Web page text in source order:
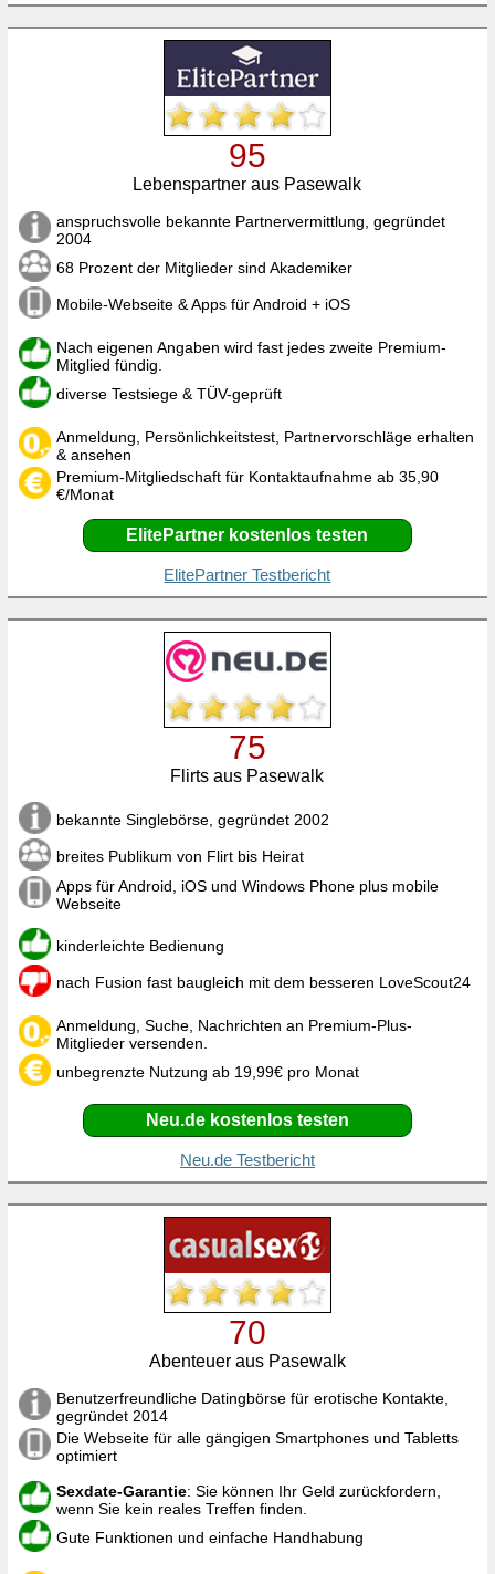
95
Lebenspartner aus Pasewalk
anspruchsvolle bekannte Partnervermittlung, gegründet
2004
68 Prozent der Mitglieder sind Akademiker
Mobile-Webseite & Apps für Android + iOS
Nach eigenen Angaben wird fast jedes zweite Premium-
Mitglied fündig.
diverse Testsiege & TÜV-geprüft
Anmeldung, Persönlichkeitstest, Partnervorschläge erhalten
& ansehen
Premium-Mitgliedschaft für Kontaktaufnahme ab 35,90
€/Monat
ElitePartner kostenlos testen
ElitePartner Testbericht
75
Flirts aus Pasewalk
bekannte Singlebörse, gegründet 2002
breites Publikum von Flirt bis Heirat
Apps für Android, iOS und Windows Phone plus mobile
Webseite
kinderleichte Bedienung
nach Fusion fast baugleich mit dem besseren LoveScout24
Anmeldung, Suche, Nachrichten an Premium-Plus-
Mitglieder versenden.
unbegrenzte Nutzung ab 19,99€ pro Monat
Neu.de kostenlos testen
Neu.de Testbericht
70
Abenteuer aus Pasewalk
Benutzerfreundliche Datingbörse für erotische Kontakte,
gegründet 2014
Die Webseite für alle gängigen Smartphones und Tabletts
optimiert
Sexdate-Garantie: Sie können Ihr Geld zurückfordern,
wenn Sie kein reales Treffen finden.
Gute Funktionen und einfache Handhabung